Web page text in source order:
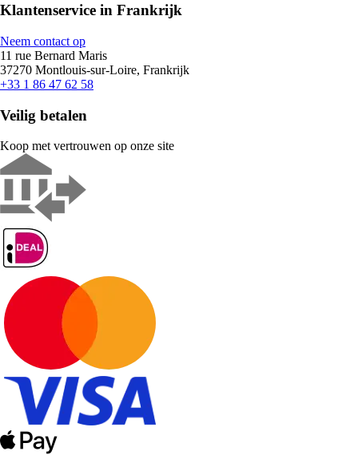
Klantenservice in Frankrijk
Neem contact op
11 rue Bernard Maris
37270 Montlouis-sur-Loire, Frankrijk
+33 1 86 47 62 58
Veilig betalen
Koop met vertrouwen op onze site